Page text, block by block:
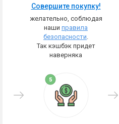
Совершите покупку!
желательно, соблюдая
наши правила
безопасности.
Так кэшбэк придет
наверняка